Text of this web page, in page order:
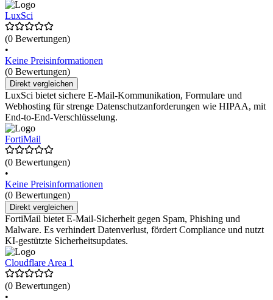
LuxSci
(0 Bewertungen)
•
Keine Preisinformationen
(0 Bewertungen)
Direkt vergleichen
LuxSci bietet sichere E-Mail-Kommunikation, Formulare und
Webhosting für strenge Datenschutzanforderungen wie HIPAA, mit
End-to-End-Verschlüsselung.
FortiMail
(0 Bewertungen)
•
Keine Preisinformationen
(0 Bewertungen)
Direkt vergleichen
FortiMail bietet E-Mail-Sicherheit gegen Spam, Phishing und
Malware. Es verhindert Datenverlust, fördert Compliance und nutzt
KI-gestützte Sicherheitsupdates.
Cloudflare Area 1
(0 Bewertungen)
•